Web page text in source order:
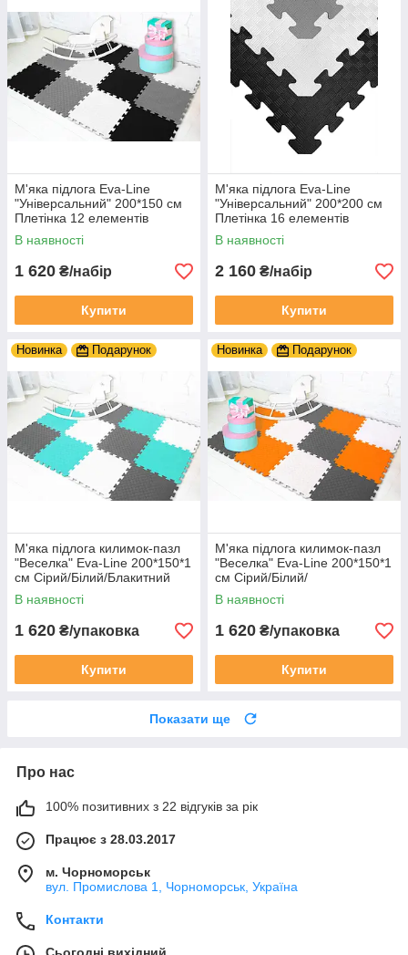
М'яка підлога Eva-Line
"Універсальний" 200*150 см
Плетінка 12 елементів
В наявності
1 620 ₴/набір
Купити
М'яка підлога Eva-Line
"Універсальний" 200*200 см
Плетінка 16 елементів
В наявності
2 160 ₴/набір
Купити
Новинка Подарунок
М'яка підлога килимок-пазл
"Веселка" Eva-Line 200*150*1
см Сірий/Білий/Блакитний
В наявності
1 620 ₴/упаковка
Купити
Новинка Подарунок
М'яка підлога килимок-пазл
"Веселка" Eva-Line 200*150*1
см Сірий/Білий/
Помаранчевий
В наявності
1 620 ₴/упаковка
Купити
Показати ще
Про нас
100% позитивних з 22 відгуків за рік
Працює з 28.03.2017
м. Чорноморськ
вул. Промислова 1, Чорноморськ, Україна
Контакти